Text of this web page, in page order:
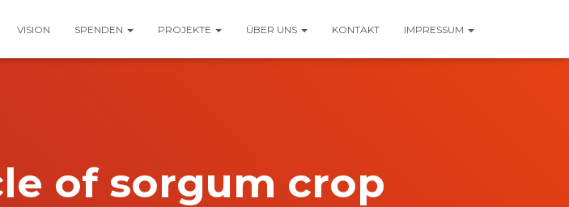
VISION SPENDEN PROJEKTE ÜBER UNS KONTAKT IMPRESSUM
of sorgum crop